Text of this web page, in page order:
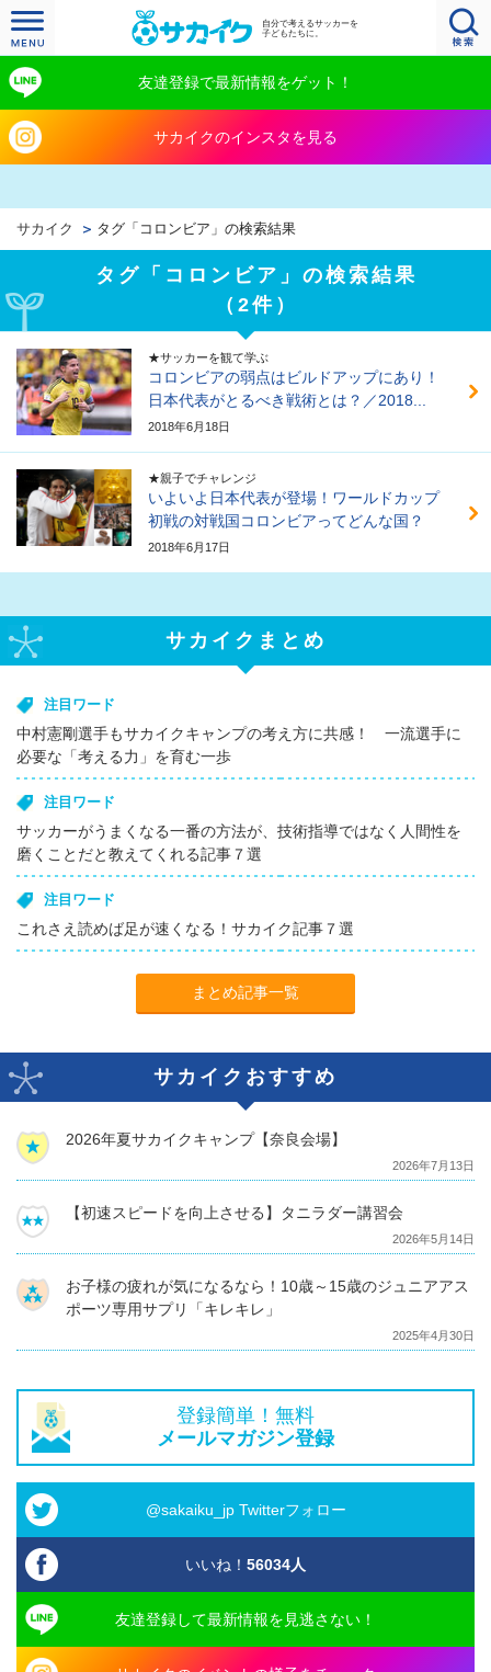
自分で考えるサッカーを
子どもたちに。
友達登録で最新情報をゲット！
サカイクのインスタを見る
サカイク タグ「コロンビア」の検索結果
タグ「コロンビア」の検索結果
（2件）
★サッカーを観て学ぶ
コロンビアの弱点はビルドアップにあり！
日本代表がとるべき戦術とは？／2018...
2018年6月18日
★親子でチャレンジ
いよいよ日本代表が登場！ワールドカップ
初戦の対戦国コロンビアってどんな国？
2018年6月17日
サカイクまとめ
注目ワード
中村憲剛選手もサカイクキャンプの考え方に共感！ 一流選手に
必要な「考える力」を育む一歩
注目ワード
サッカーがうまくなる一番の方法が、技術指導ではなく人間性を
磨くことだと教えてくれる記事７選
注目ワード
これさえ読めば足が速くなる！サカイク記事７選
まとめ記事一覧
サカイクおすすめ
2026年夏サカイクキャンプ【奈良会場】
2026年7月13日
【初速スピードを向上させる】タニラダー講習会
2026年5月14日
お子様の疲れが気になるなら！10歳～15歳のジュニアアス
ポーツ専用サプリ「キレキレ」
2025年4月30日
登録簡単！無料
メールマガジン登録
@sakaiku_jp Twitterフォロー
いいね！ 56034人
友達登録して最新情報を見逃さない！